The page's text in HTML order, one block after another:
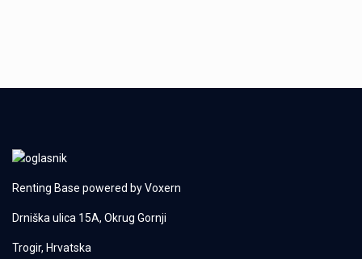
Renting Base powered byVoxern
Drniška ulica 15A, Okrug Gornji
Trogir, Hrvatska